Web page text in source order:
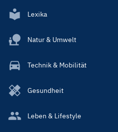
Lexika
Natur & Umwelt
Technik & Mobilität
Gesundheit
Leben & Lifestyle